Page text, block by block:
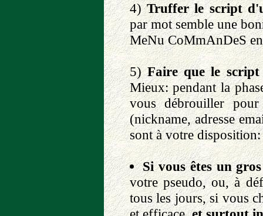
4)Truffer le script
par mot semble une
MeNu CoMmAnDeS
5)Faire que le
Mieux: pendant la
vous débrouiller
(nickname, adresse
sont à votre disposition:
Si vous êtes un
votre pseudo, ou, à
tous les jours, si vous